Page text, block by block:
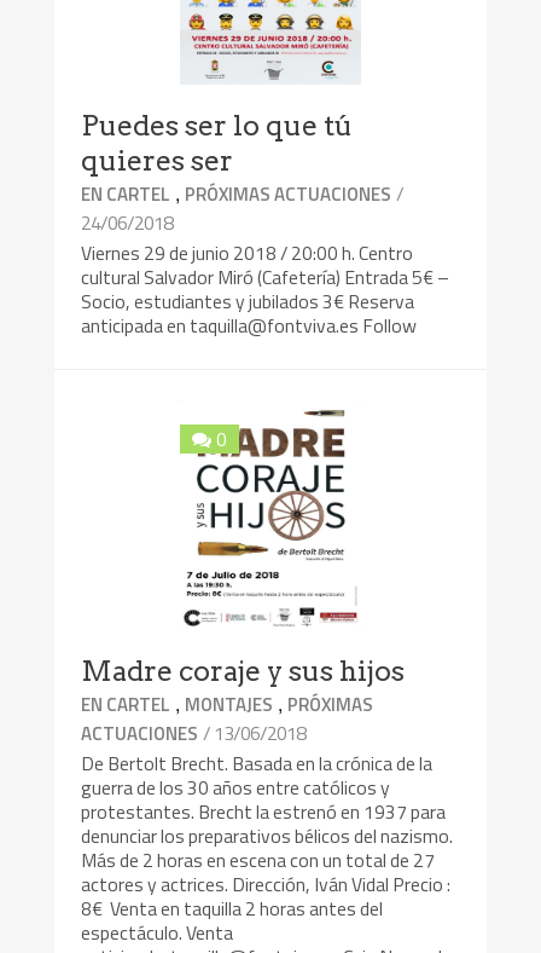
Puedes ser lo que tú
quieres ser
EN CARTEL , PRÓXIMAS ACTUACIONES /
24/06/2018
Viernes 29 de junio 2018 / 20:00 h. Centro
cultural Salvador Miró (Cafetería) Entrada 5€ –
Socio, estudiantes y jubilados 3€ Reserva
anticipada en taquilla@fontviva.es Follow
0
Madre coraje y sus hijos
EN CARTEL , MONTAJES , PRÓXIMAS
ACTUACIONES / 13/06/2018
De Bertolt Brecht. Basada en la crónica de la
guerra de los 30 años entre católicos y
protestantes. Brecht la estrenó en 1937 para
denunciar los preparativos bélicos del nazismo.
Más de 2 horas en escena con un total de 27
actores y actrices. Dirección, Iván Vidal Precio :
8€ Venta en taquilla 2 horas antes del
espectáculo. Venta